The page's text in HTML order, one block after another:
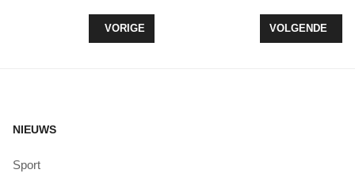
VORIG ARTIKEL: BURGEMEESTER ZEEWOLDE
VORIGE VOLGENDE
VOLGENDE
NIEUWS
Sport